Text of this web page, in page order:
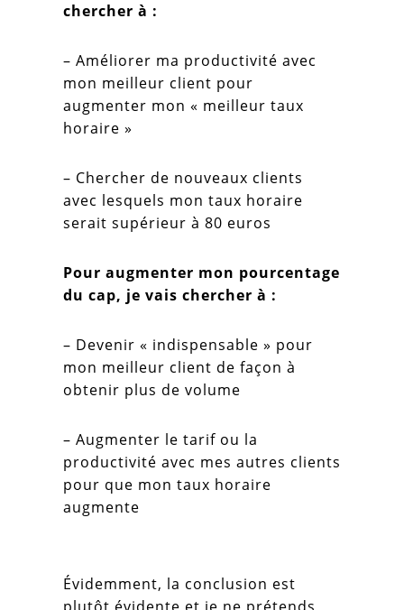
chercher à :
– Améliorer ma productivité avec
mon meilleur client pour
augmenter mon « meilleur taux
horaire »
– Chercher de nouveaux clients
avec lesquels mon taux horaire
serait supérieur à 80 euros
Pour augmenter mon pourcentage
du cap, je vais chercher à :
– Devenir « indispensable » pour
mon meilleur client de façon à
obtenir plus de volume
– Augmenter le tarif ou la
productivité avec mes autres clients
pour que mon taux horaire
augmente
Évidemment, la conclusion est